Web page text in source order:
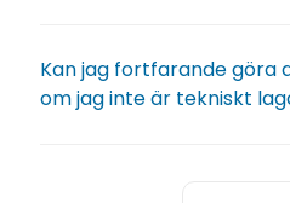
Kan jag fortfarande göra
om jag inte är tekniskt